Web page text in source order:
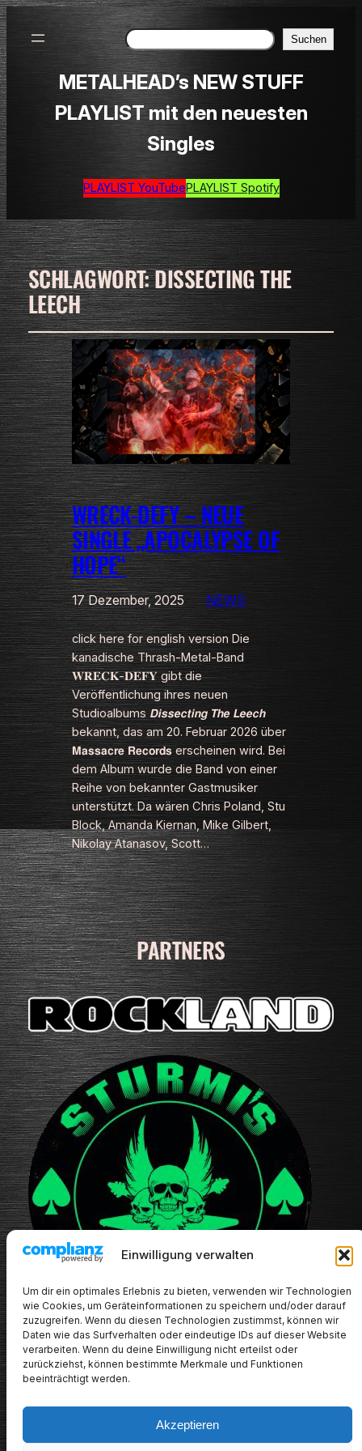
Einwilligung verwalten
Um dir ein optimales Erlebnis zu bieten, verwenden wir Technologien
wie Cookies, um Geräteinformationen zu speichern und/oder darauf
zuzugreifen. Wenn du diesen Technologien zustimmst, können wir
Daten wie das Surfverhalten oder eindeutige IDs auf dieser Website
verarbeiten. Wenn du deine Einwilligung nicht erteilst oder
zurückziehst, können bestimmte Merkmale und Funktionen
beeinträchtigt werden.
Akzeptieren
Suchen Suchen
METALHEAD’s NEW STUFF
PLAYLIST mit den neuesten
Singles
PLAYLIST YouTubePLAYLIST Spotify
SCHLAGWORT:DISSECTING THE
LEECH
WRECK-DEFY – NEUE
SINGLE „APOCALYPSE OF
HOPE“
17 Dezember, 2025 NEWS
click here for english version Die
kanadische Thrash-Metal-Band
𝐖𝐑𝐄𝐂𝐊-𝐃𝐄𝐅𝐘 gibt die
Veröffentlichung ihres neuen
Studioalbums 𝘿𝙞𝙨𝙨𝙚𝙘𝙩𝙞𝙣𝙜 𝙏𝙝𝙚 𝙇𝙚𝙚𝙘𝙝
bekannt, das am 20. Februar 2026 über
𝗠𝗮𝘀𝘀𝗮𝗰𝗿𝗲 𝗥𝗲𝗰𝗼𝗿𝗱𝘀 erscheinen wird. Bei
dem Album wurde die Band von einer
Reihe von bekannter Gastmusiker
unterstützt. Da wären Chris Poland, Stu
Block, Amanda Kiernan, Mike Gilbert,
Nikolay Atanasov, Scott…
PARTNERS
METALHEADs new stuff